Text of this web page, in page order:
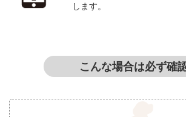
します。
こんな場合は必ず確